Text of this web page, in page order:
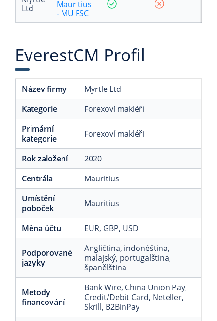
Ltd
Mauritius
- MU FSC
EverestCM Profil
Název firmy
Myrtle Ltd
Kategorie
Forexoví makléři
Primární
kategorie
Forexoví makléři
Rok založení
2020
Centrála
Mauritius
Umístění
poboček
Mauritius
Měna účtu EUR, GBP, USD
Podporované
jazyky
Angličtina, indonéština,
malajský, portugalština,
španělština
Metody
financování
Bank Wire, China Union Pay,
Credit/Debit Card, Neteller,
Skrill, B2BinPay